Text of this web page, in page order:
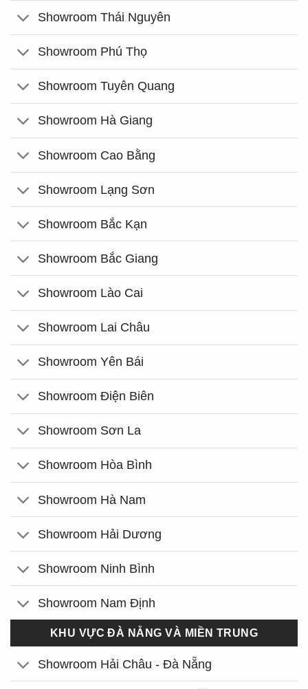
Showroom Thái Nguyên
Showroom Phú Thọ
Showroom Tuyên Quang
Showroom Hà Giang
Showroom Cao Bằng
Showroom Lạng Sơn
Showroom Bắc Kạn
Showroom Bắc Giang
Showroom Lào Cai
Showroom Lai Châu
Showroom Yên Bái
Showroom Điện Biên
Showroom Sơn La
Showroom Hòa Bình
Showroom Hà Nam
Showroom Hải Dương
Showroom Ninh Bình
Showroom Nam Định
KHU VỰC ĐÀ NẴNG VÀ MIỀN TRUNG
Showroom Hải Châu - Đà Nẵng